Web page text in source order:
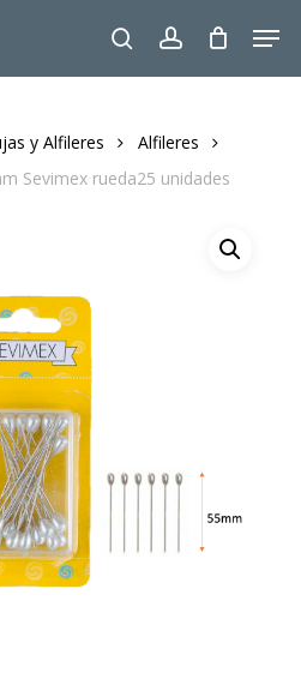
searchaccount
y Alfileres
Alfileres
Sevimex rueda25 unidades